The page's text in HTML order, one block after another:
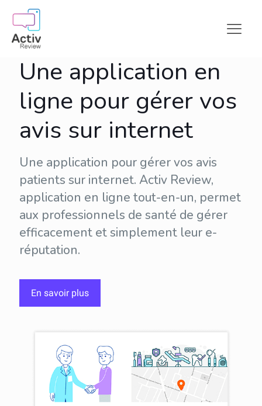
Une application en
ligne pour gérer vos
avis sur internet
Une application pour gérer vos avis
patients sur internet. Activ Review,
application en ligne tout-en-un, permet
aux professionnels de santé de gérer
efficacement et simplement leur e-
réputation.
En savoir plus